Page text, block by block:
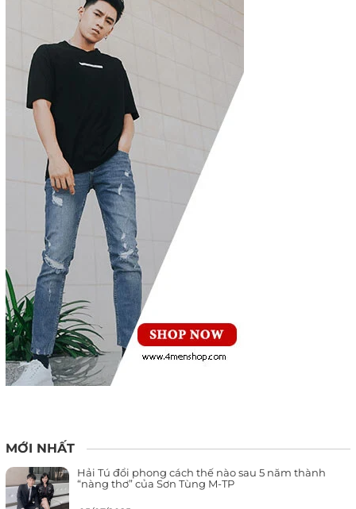
MỚI NHẤT
Hải Tú đổi phong cách thế nào sau 5 năm thành
“nàng thơ” của Sơn Tùng M-TP